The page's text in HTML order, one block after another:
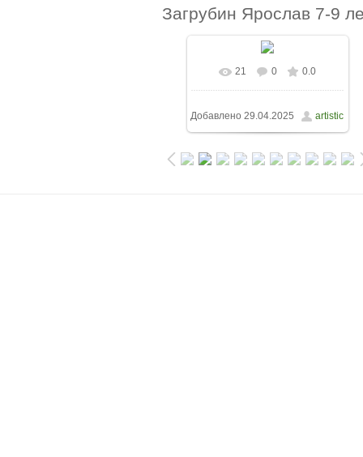
Загрубин Ярослав 7-9
21 0 0.0
Добавлено 29.04.2025 artistic